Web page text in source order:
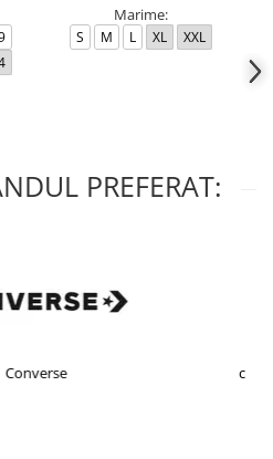
Marime:
S M L XL XXL
PREFERAT: